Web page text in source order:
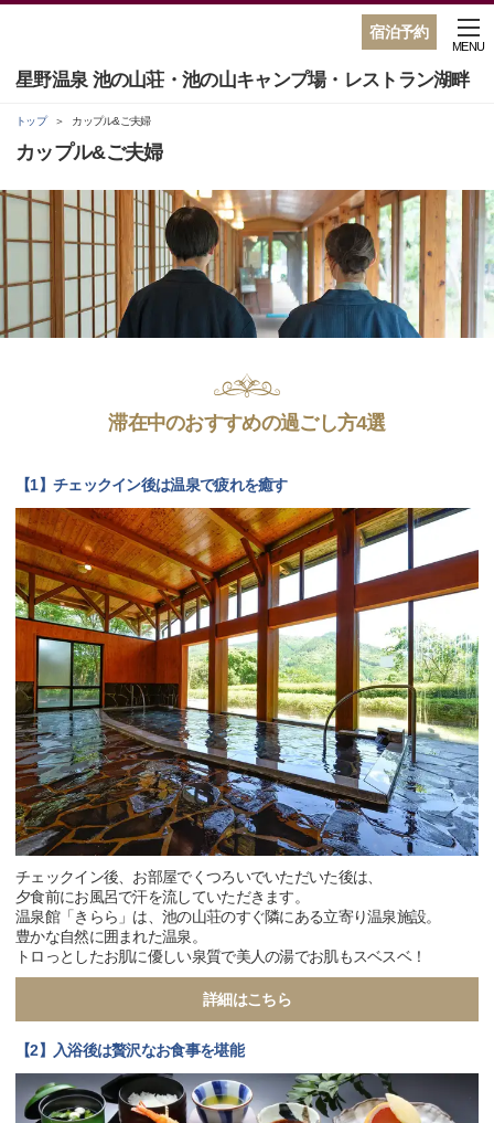
宿泊予約
星野温泉 池の山荘・池の山キャンプ場・レストラン湖畔
MENU
トップ カップル&ご夫婦
カップル&ご夫婦
滞在中のおすすめの過ごし方4選
【1】チェックイン後は温泉で疲れを癒す
チェックイン後、お部屋でくつろいでいただいた後は、
夕食前にお風呂で汗を流していただきます。
温泉館「きらら」は、池の山荘のすぐ隣にある立寄り温泉施設。
豊かな自然に囲まれた温泉。
トロっとしたお肌に優しい泉質で美人の湯でお肌もスベスベ！
詳細はこちら
【2】入浴後は贅沢なお食事を堪能